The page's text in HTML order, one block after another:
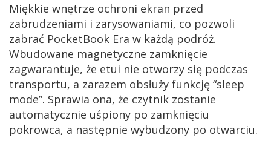
Miękkie wnętrze ochroni ekran przed
zabrudzeniami i zarysowaniami, co pozwoli
zabrać PocketBook Era w każdą podróż.
Wbudowane magnetyczne zamknięcie
zagwarantuje, że etui nie otworzy się podczas
transportu, a zarazem obsłuży funkcję “sleep
mode”. Sprawia ona, że czytnik zostanie
automatycznie uśpiony po zamknięciu
pokrowca, a następnie wybudzony po otwarciu.